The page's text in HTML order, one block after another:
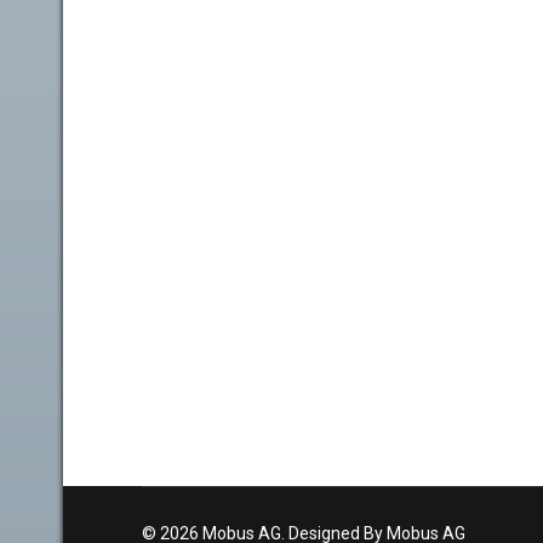
© 2026 Mobus AG. Designed By Mobus AG